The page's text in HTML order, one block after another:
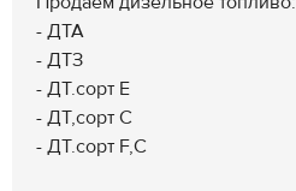
- ДТА
- ДТЗ
- ДТ.сорт Е
- ДТ,сорт С
- ДТ.сорт F,C